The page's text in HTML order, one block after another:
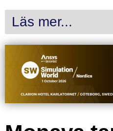
Läs mer...